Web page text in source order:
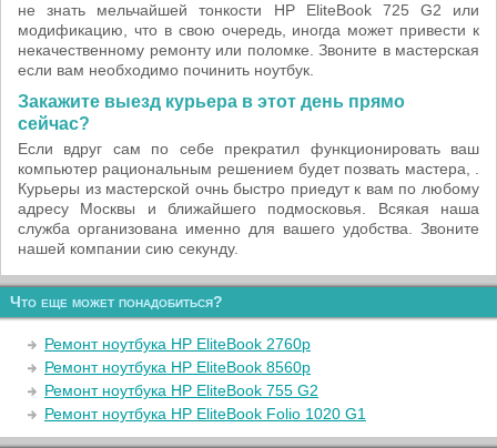
не знать мельчайшей тонкости HP EliteBook 725 G2 или
модификацию, что в свою очередь, иногда может привести к
некачественному ремонту или поломке. Звоните в мастерская
если вам необходимо починить ноутбук.
Закажите выезд курьера в этот день прямо
сейчас?
Если вдруг сам по себе прекратил функционировать ваш
компьютер рациональным решением будет позвать мастера, .
Курьеры из мастерской очнь быстро приедут к вам по любому
адресу Москвы и ближайшего подмосковья. Всякая наша
служба организована именно для вашего удобства. Звоните
нашей компании сию секунду.
Что еще может понадобиться?
Ремонт ноутбука HP EliteBook 2760p
Ремонт ноутбука HP EliteBook 8560p
Ремонт ноутбука HP EliteBook 755 G2
Ремонт ноутбука HP EliteBook Folio 1020 G1